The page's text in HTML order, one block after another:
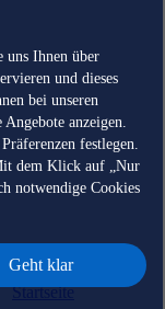
Ihnen über
und dieses
bei unseren
anzeigen.
festlegen.
dem Klick auf „Nur
notwendige Cookies
Geht klar
Startseite